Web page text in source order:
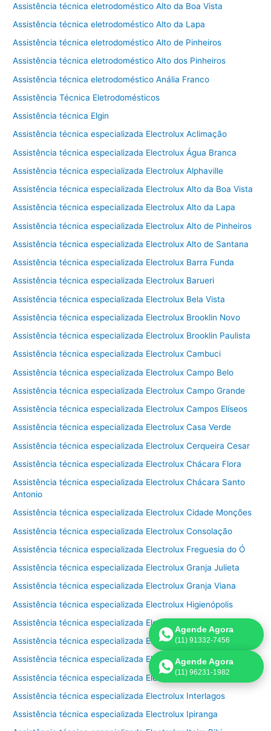
Assistência técnica eletrodoméstico Alto da Boa Vista
Assistência técnica eletrodoméstico Alto da Lapa
Assistência técnica eletrodoméstico Alto de Pinheiros
Assistência técnica eletrodoméstico Alto dos Pinheiros
Assistência técnica eletrodoméstico Anália Franco
Assistência Técnica Eletrodomésticos
Assistência técnica Elgin
Assistência técnica especializada Electrolux Aclimação
Assistência técnica especializada Electrolux Água Branca
Assistência técnica especializada Electrolux Alphaville
Assistência técnica especializada Electrolux Alto da Boa Vista
Assistência técnica especializada Electrolux Alto da Lapa
Assistência técnica especializada Electrolux Alto de Pinheiros
Assistência técnica especializada Electrolux Alto de Santana
Assistência técnica especializada Electrolux Barra Funda
Assistência técnica especializada Electrolux Barueri
Assistência técnica especializada Electrolux Bela Vista
Assistência técnica especializada Electrolux Brooklin Novo
Assistência técnica especializada Electrolux Brooklin Paulista
Assistência técnica especializada Electrolux Cambuci
Assistência técnica especializada Electrolux Campo Belo
Assistência técnica especializada Electrolux Campo Grande
Assistência técnica especializada Electrolux Campos Elíseos
Assistência técnica especializada Electrolux Casa Verde
Assistência técnica especializada Electrolux Cerqueira Cesar
Assistência técnica especializada Electrolux Chácara Flora
Assistência técnica especializada Electrolux Chácara Santo
Antonio
Assistência técnica especializada Electrolux Cidade Monções
Assistência técnica especializada Electrolux Consolação
Assistência técnica especializada Electrolux Freguesia do Ó
Assistência técnica especializada Electrolux Granja Julieta
Assistência técnica especializada Electrolux Granja Viana
Assistência técnica especializada Electrolux Higienópolis
Assistência técnica especializada Electrolux Horto Florestal
Assistência técnica especializada Electrolux Ibirapuera
Assistência técnica especializada Electrolux Imirim
Assistência técnica especializada Electrolux Indianópolis
Assistência técnica especializada Electrolux Interlagos
Assistência técnica especializada Electrolux Ipiranga
Agende Agora
(11) 91332-7456
Agende Agora
(11) 96231-1982